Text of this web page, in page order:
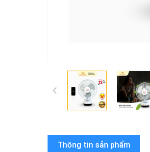
Thông tin sản phẩm